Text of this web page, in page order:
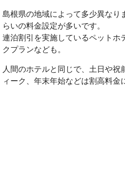
島根県の地域によって多少異なり
らいの料金設定が多いです。
連泊割引を実施しているペットホ
クプランなども。
人間のホテルと同じで、土日や祝
ィーク、年末年始などは割高料金